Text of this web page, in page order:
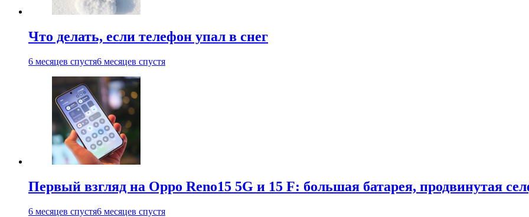
Что делать, если телефон упал в снег
6 месяцев спустя6 месяцев спустя
Первый взгляд на Oppo Reno15 5G и 15 F: большая батарея, продвинутая
6 месяцев спустя6 месяцев спустя